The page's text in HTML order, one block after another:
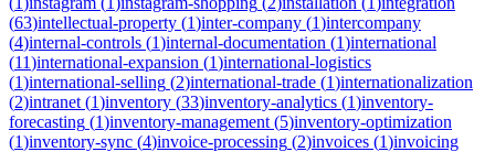
(63)intellectual-property (1)inter-company (1)intercompany
(4)internal-controls (1)internal-documentation (1)international
(11)international-expansion (1)international-logistics
(1)international-selling (2)international-trade (1)internationalization
(2)intranet (1)inventory (33)inventory-analytics (1)inventory-
forecasting (1)inventory-management (5)inventory-optimization
(1)inventory-sync (4)invoice-processing (2)invoices (1)invoicing